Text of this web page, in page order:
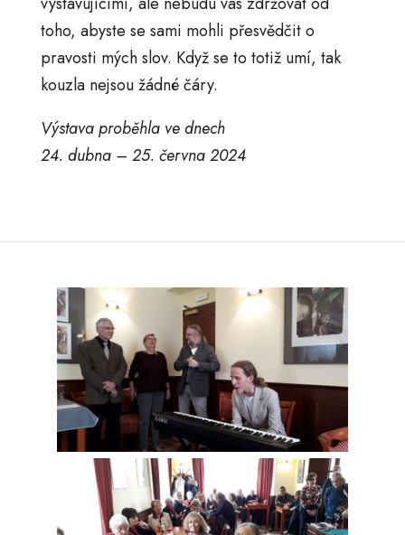
toho, abyste se sami mohli přesvědčit o
pravosti mých slov. Když se to totiž umí, tak
kouzla nejsou žádné čáry.
Výstava proběhla ve dnech
24. dubna – 25. června 2024